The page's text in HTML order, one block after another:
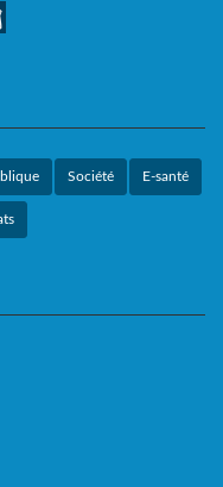
Société E-santé